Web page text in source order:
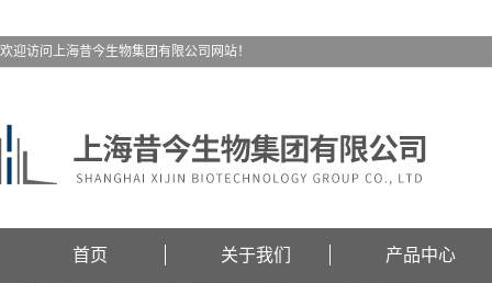
欢迎访问上海昔今生物集团有限公司网站！
首页 关于我们 产品中心